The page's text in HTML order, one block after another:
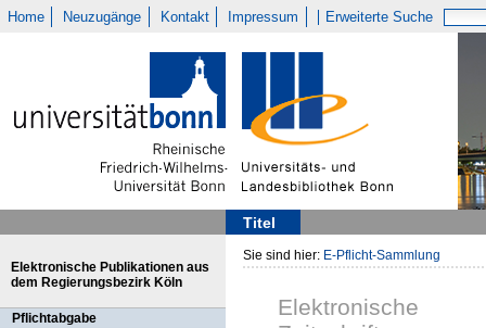
Home Neuzugänge Kontakt Impressum Erweiterte Suche
Titel
Elektronische Publikationen aus
dem Regierungsbezirk Köln
Pflichtabgabe
Sie sind hier: E-Pflicht-Sammlung
Elektronische